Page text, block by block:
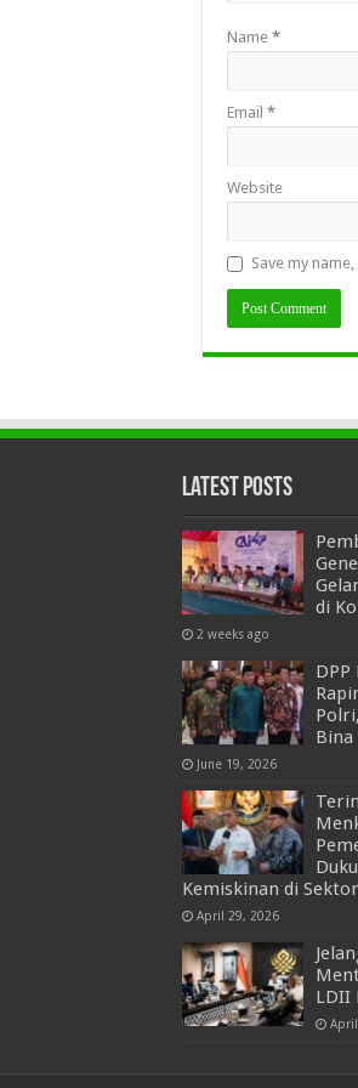
Name *
Email *
Website
Save my
Latest Posts
di
2 weeks ago
DPP
Bina
June 19, 2026
Kemiskinan di
April 29, 2026
LDII